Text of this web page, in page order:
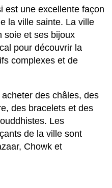
est une excellente façon
la ville sainte. La ville
soie et ses bijoux
pour découvrir la
complexes et de
des châles, des
des bracelets et des
Les
de la ville sont
Chowk et